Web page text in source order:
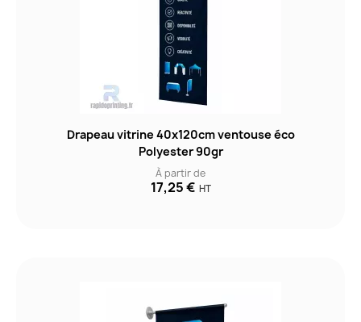
Drapeau vitrine 40x120cm ventouse éco
Polyester 90gr
À partir de
17,25 € HT